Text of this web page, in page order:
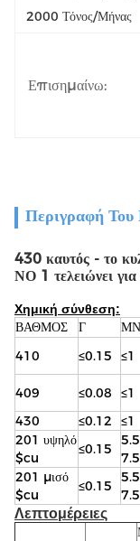
2000 Τόνος/μήνας
Επισημαίνω:
Περιγραφή Του
430 καυτός - το
ΝΟ 1 τελειώνει
Χημική σύνθεση:
ΒΑΘΜΟΣ Γ ΜΝ
410 ≤0.15 ≤1
409 ≤0.08 ≤1
430
≤0.12 ≤1
201 υψηλό
$cu
≤0.15
7.5
201 μισό
$cu
≤0.15
7.5
Λεπτομέρειες